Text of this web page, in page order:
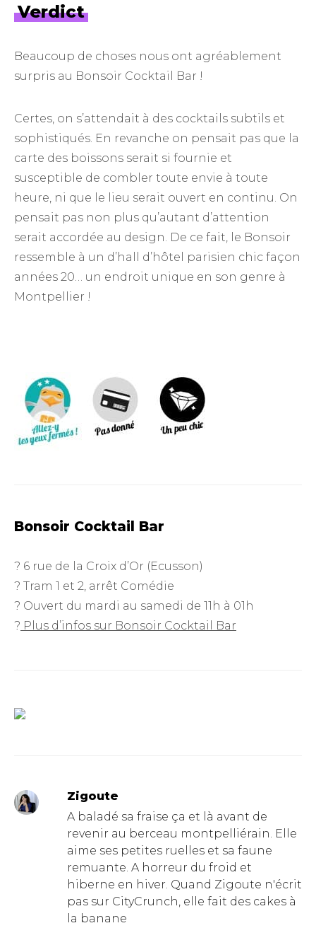
Verdict
Beaucoup de choses nous ont agréablement
surpris au Bonsoir Cocktail Bar !
Certes, on s’attendait à des cocktails subtils et
sophistiqués. En revanche on pensait pas que la
carte des boissons serait si fournie et
susceptible de combler toute envie à toute
heure, ni que le lieu serait ouvert en continu. On
pensait pas non plus qu’autant d’attention
serait accordée au design. De ce fait, le Bonsoir
ressemble à un d’hall d’hôtel parisien chic façon
années 20… un endroit unique en son genre à
Montpellier !
Bonsoir Cocktail Bar
? 6 rue de la Croix d’Or (Ecusson)
? Tram 1 et 2, arrêt Comédie
? Ouvert du mardi au samedi de 11h à 01h
? Plus d’infos sur Bonsoir Cocktail Bar
Zigoute
A baladé sa fraise ça et là avant de
revenir au berceau montpelliérain. Elle
aime ses petites ruelles et sa faune
remuante. A horreur du froid et
hiberne en hiver. Quand Zigoute n'écrit
pas sur CityCrunch, elle fait des cakes à
la banane